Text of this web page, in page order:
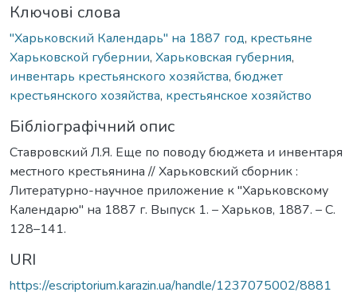
Ключові слова
"Харьковский Календарь" на 1887 год, крестьяне
Харьковской губернии, Харьковская губерния,
инвентарь крестьянского хозяйства, бюджет
крестьянского хозяйства, крестьянское хозяйство
Бібліографічний опис
Ставровский Л.Я. Еще по поводу бюджета и инвентаря
местного крестьянина // Харьковский сборник :
Литературно-научное приложение к "Харьковскому
Календарю" на 1887 г. Выпуск 1. – Харьков, 1887. – С.
128–141.
URI
https://escriptorium.karazin.ua/handle/1237075002/8881